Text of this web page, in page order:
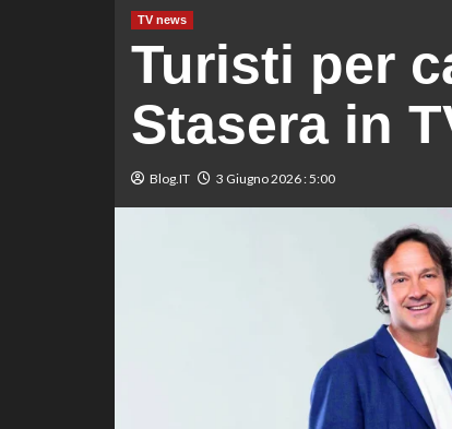
TV news
Turisti per
Stasera in
Blog.IT 3 Giugno 2026 : 5:00